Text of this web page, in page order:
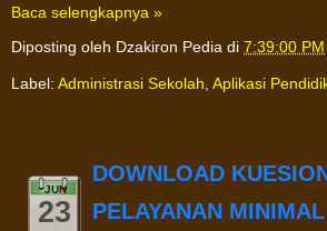
Baca selengkapnya »
Diposting oleh Dzakiron Pedia di 7:39:00 PM
Label: Administrasi Sekolah, Aplikasi
JUN
23
DOWNLOAD
PELAYANAN